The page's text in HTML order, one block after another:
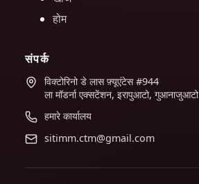
होम
संपर्क
विक्टोरिनो डे लास फ़्यूएंटेस #944
ला मॉडर्ना एक्सटेंशन, इरापुआटो, गुआनाजुआटो
हमारे कार्यालय
sitimm.ctm@gmail.com